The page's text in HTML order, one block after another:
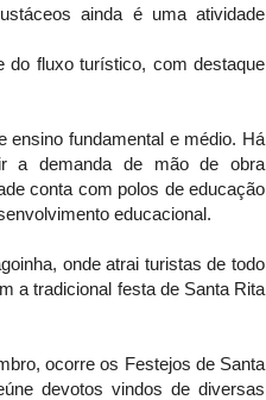
ainda é uma atividade
do fluxo turístico, com destaque
ensino fundamental e médio. Há
a demanda de mão de obra
conta com polos de educação
educacional.
onde atrai turistas de todo
a tradicional festa de Santa Rita
ocorre os Festejos de Santa
devotos vindos de diversas